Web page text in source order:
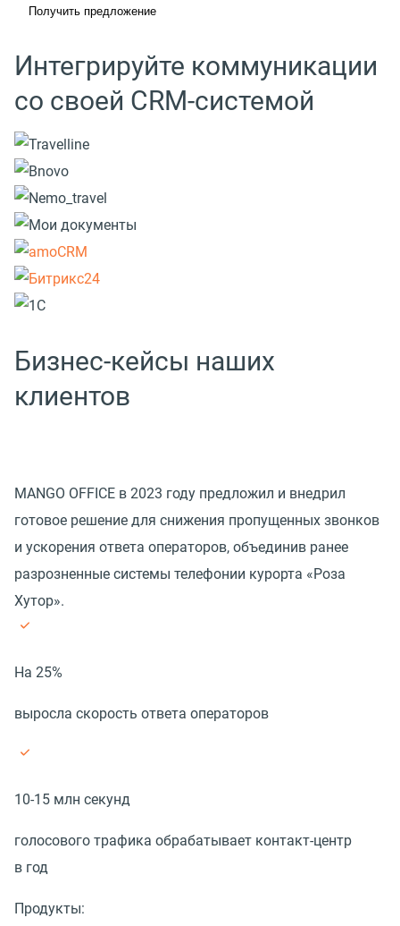
Получить предложение
Интегрируйте коммуникации
со своей CRM-системой
Бизнес-кейсы наших
клиентов
MANGO OFFICE в 2023 году предложил и внедрил
готовое решение для снижения пропущенных звонков
и ускорения ответа операторов, объединив ранее
разрозненные системы телефонии курорта «Роза
Хутор».
На 25%
выросла скорость ответа операторов
10-15 млн секунд
голосового трафика обрабатывает контакт-центр
в год
Продукты: